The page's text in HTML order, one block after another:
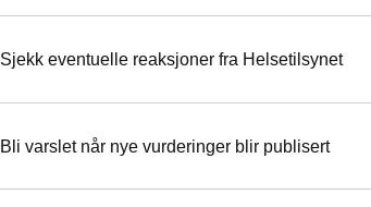
Sjekk eventuelle reaksjoner fra Helsetilsynet
Bli varslet når nye vurderinger blir publisert